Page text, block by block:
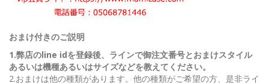
おまけ付きのご説明
1.弊店のline idを登録後、ラインで御注文番号とおまけスタイル
あるいは機種あるいはサイズなどを教えてください。
2.おまけは他の種類があります。他の種類がご希望の方、是非ライ